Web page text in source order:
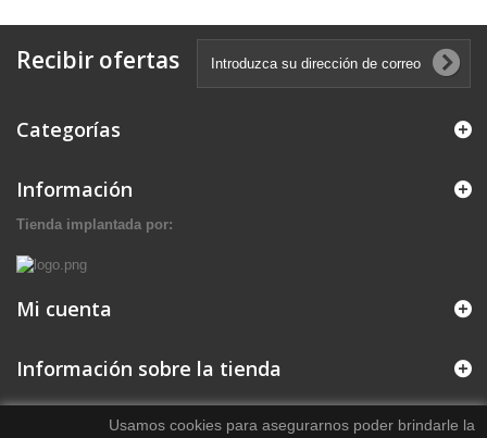
Recibir ofertas
Categorías
Información
Tienda implantada por:
Mi cuenta
Información sobre la tienda
Usamos cookies para asegurarnos poder brindarle la